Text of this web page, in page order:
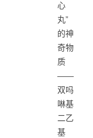
心
丸”
的神
奇物
质
——
双吗
啉基
二乙
基